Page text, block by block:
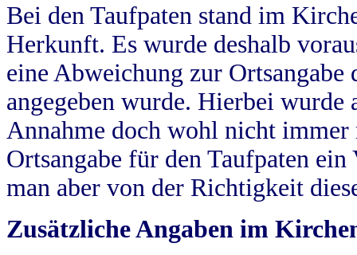
Bei den Taufpaten stand im
Herkunft. Es wurde deshalb
eine Abweichung zur
angegeben wurde. Hierbei wurde
Annahme doch wohl nicht
Ortsangabe für den Taufpaten
man aber von der Richtigkeit
Zusätzliche Angaben im